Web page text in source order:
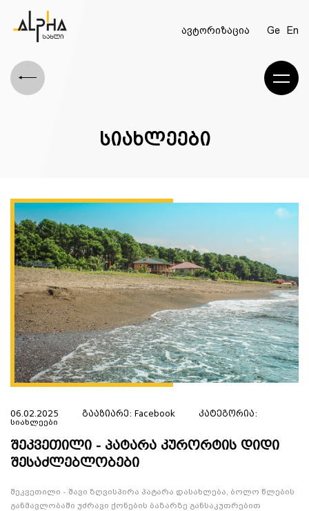
ავტორიზაცია Ge En
სიახლეები
06.02.2025 გააზიარე: Facebook
კატეგორია:
Სიახლეები
შეკვეთილი - პატარა კურორტის დიდი
შესაძლებლობები
შეკვეთილი - შავი ზღვისპირა პატარა დასახლება, ბოლო წლების
განმავლობაში უძრავი ქონების ბაზარზე განსაკუთრებით